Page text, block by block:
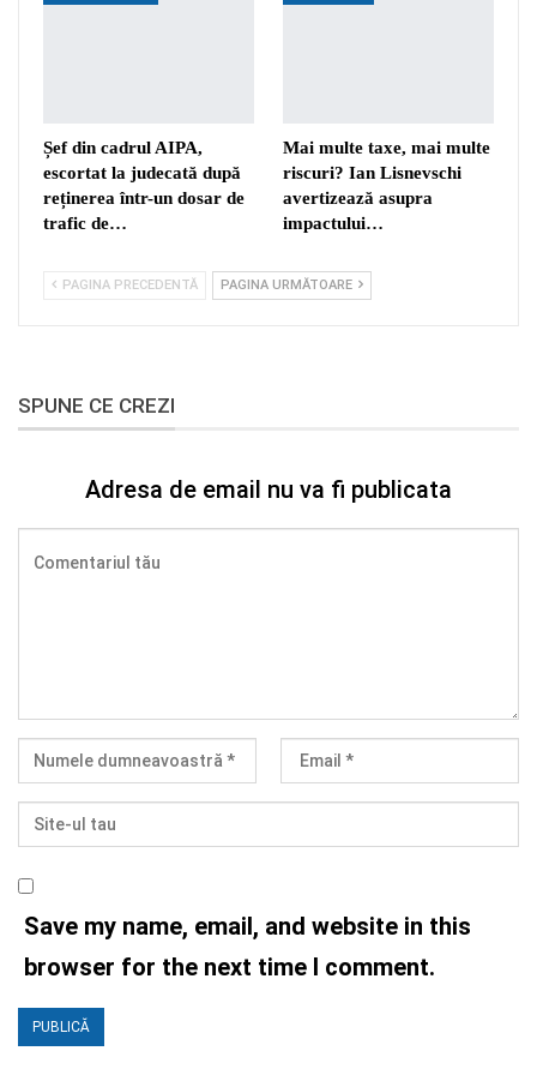
Șef din cadrul AIPA,
escortat la judecată după
reținerea într-un dosar de
trafic de…
Mai multe taxe, mai multe
riscuri? Ian Lisnevschi
avertizează asupra
impactului…
PAGINA PRECEDENTĂ PAGINA URMĂTOARE
SPUNE CE CREZI
Adresa de email nu va fi publicata
Save my name, email, and website in this
browser for the next time I comment.